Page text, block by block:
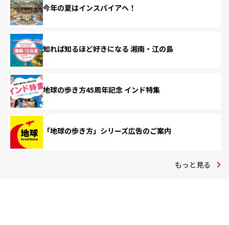
今年の夏はインスパイアへ！
知れば知るほど好きになる 湘南・江の島
地球の歩き方45周年記念 インド特集
「地球の歩き方」シリーズ広告のご案内
もっと見る